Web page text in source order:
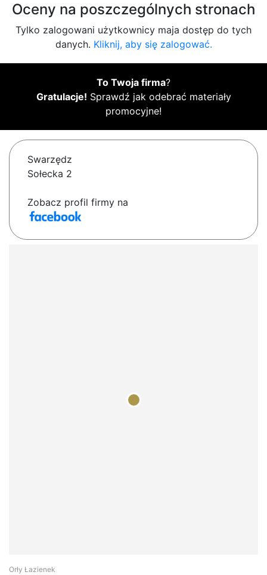
Oceny na poszczególnych stronach
Tylko zalogowani użytkownicy maja dostęp do tych
danych. Kliknij, aby się zalogować.
To Twoja firma?
Gratulacje! Sprawdź jak odebrać materiały
promocyjne!
Swarzędz
Sołecka 2
Zobacz profil firmy na
Orły Łazienek